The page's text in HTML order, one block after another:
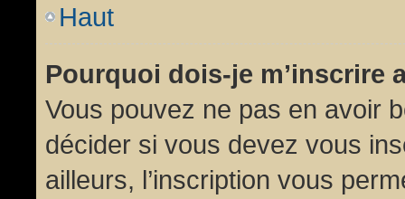
Haut
Pourquoi dois-je m’inscrire
Vous pouvez ne pas en avoir
décider si vous devez vous
ailleurs, l’inscription vous